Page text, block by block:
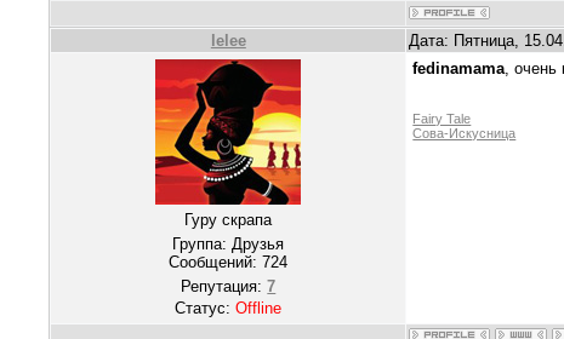
lelee Дата: Пятница,
Гуру скрапа
Группа: Друзья
Сообщений:724
Репутация:7
Статус:Offline
fedinamama, очень
Fairy Tale
Сова-Искусница